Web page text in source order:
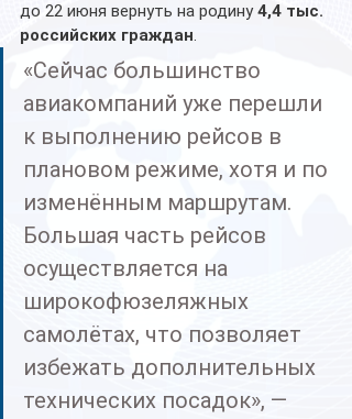
до 22 июня вернуть на родину 4,4 тыс.
российских граждан.
«Сейчас большинство
авиакомпаний уже перешли
к выполнению рейсов в
плановом режиме, хотя и по
изменённым маршрутам.
Большая часть рейсов
осуществляется на
широкофюзеляжных
самолётах, что позволяет
избежать дополнительных
технических посадок», —